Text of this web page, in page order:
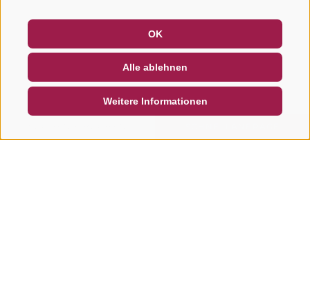
OK
Alle ablehnen
Weitere Informationen
NEWSLETTER
SOCIAL WALL WETTER